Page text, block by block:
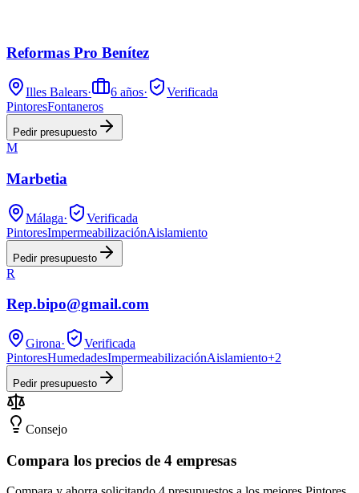
Reformas Pro Benítez
Illes Balears· 6 años·
Verificada
PintoresFontaneros
Pedir presupuesto
M
Marbetia
Málaga·
Verificada
PintoresImpermeabilizaciónAislamiento
Pedir presupuesto
R
Rep.bipo@gmail.com
Girona·
Verificada
PintoresHumedadesImpermeabilizaciónAislamiento+2
Pedir presupuesto
Consejo
Compara los precios de 4 empresas